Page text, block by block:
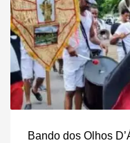
Bando dos Olhos